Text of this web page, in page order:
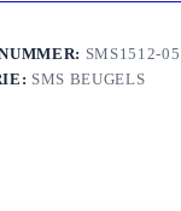
SMS1512-05
SMS BEUGELS